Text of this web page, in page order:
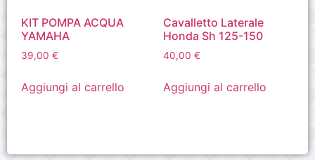
KIT POMPA ACQUA
YAMAHA
39,00 €
Aggiungi al carrello
Cavalletto Laterale
Honda Sh 125-150
40,00 €
Aggiungi al carrello